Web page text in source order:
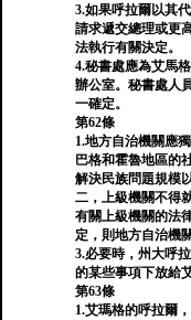
3.如果呼拉爾以其
請求遞交總理或更
法執行有關決定。
4.秘書處應為艾馬
辦公室。秘書處人
一確定。
第62條
1.地方自治機關應
巴格和霍魯地區的
解決民族問題規模
二，上級機關不得
有關上級機關的法
定，則地方自治機
3.必要時，州大呼
的某些事項下放給
第63條
1.艾瑪格的呼拉爾